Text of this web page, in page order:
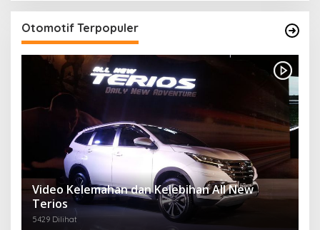
Otomotif Terpopuler
Video Kelemahan dan Kelebihan All New
Terios
5429 Dilihat